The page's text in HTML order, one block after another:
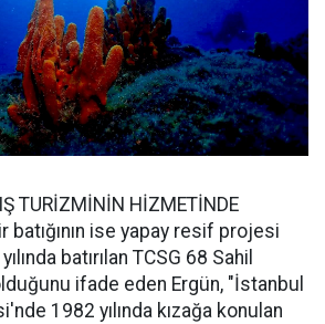
TURİZMİNİN HİZMETİNDE
batığının ise yapay resif projesi
batırılan TCSG 68 Sahil
ifade eden Ergün, "İstanbul
1982 yılında kızağa konulan